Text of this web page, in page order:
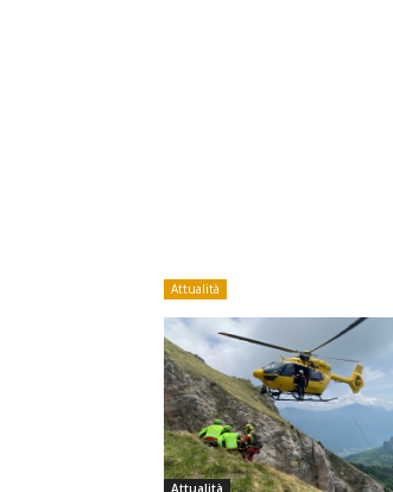
Attualità
Attualità